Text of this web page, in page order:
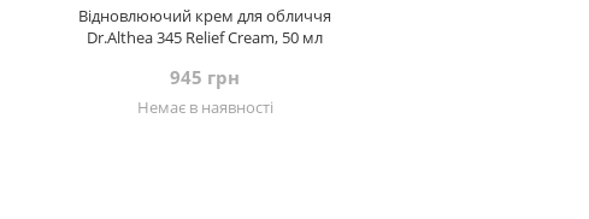
Відновлюючий крем для обличчя
Dr.Althea 345 Relief Cream, 50 мл
945 грн
Немає в наявності